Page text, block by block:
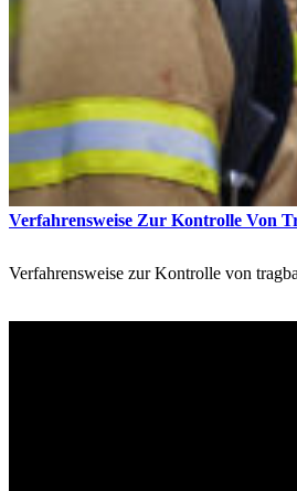
Verfahrensweise Zur Kontrolle Von
Verfahrensweise zur Kontrolle von